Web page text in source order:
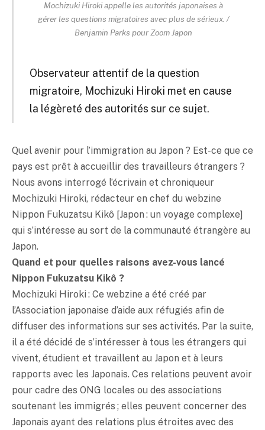
Mochizuki Hiroki appelle les autorités japonaises à
gérer les questions migratoires avec plus de sérieux. /
Benjamin Parks pour Zoom Japon
Observateur attentif de la question
migratoire, Mochizuki Hiroki met en cause
la légèreté des autorités sur ce sujet.
Quel avenir pour l’immigration au Japon ? Est-ce que ce
pays est prêt à accueillir des travailleurs étrangers ?
Nous avons interrogé l’écrivain et chroniqueur
Mochizuki Hiroki, rédacteur en chef du webzine
Nippon Fukuzatsu Kikô [Japon : un voyage complexe]
qui s’intéresse au sort de la communauté étrangère au
Japon.
Quand et pour quelles raisons avez-vous lancé
Nippon Fukuzatsu Kikô ?
Mochizuki Hiroki : Ce webzine a été créé par
l’Association japonaise d’aide aux réfugiés afin de
diffuser des informations sur ses activités. Par la suite,
il a été décidé de s’intéresser à tous les étrangers qui
vivent, étudient et travaillent au Japon et à leurs
rapports avec les Japonais. Ces relations peuvent avoir
pour cadre des ONG locales ou des associations
soutenant les immigrés ; elles peuvent concerner des
Japonais ayant des relations plus étroites avec des